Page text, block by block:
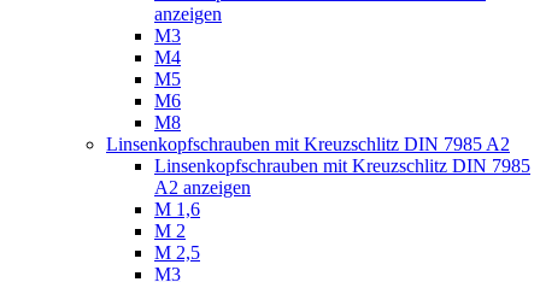
anzeigen
M3
M4
M5
M6
M8
Linsenkopfschrauben mit Kreuzschlitz DIN 7985 A2
Linsenkopfschrauben mit Kreuzschlitz DIN 7985
A2 anzeigen
M 1,6
M 2
M 2,5
M3